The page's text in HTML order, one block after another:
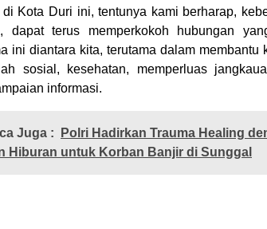
di Kota Duri ini, tentunya kami berharap,
dapat terus memperkokoh hubungan
ini diantara kita, terutama dalam membantu
sosial, kesehatan, memperluas
informasi.
Juga :
Polri Hadirkan Trauma Healing
Hiburan untuk Korban Banjir di Sunggal